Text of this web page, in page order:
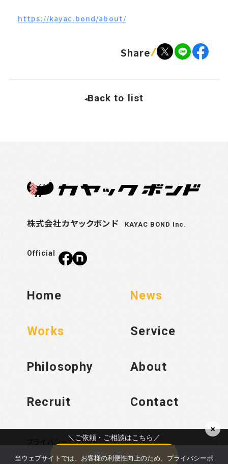
https://kayac.bond/about/
Share
Back to list
株式会社カヤックボンド KAYAC BOND Inc.
Official
Home News
Works Service
Philosophy About
Recruit Contact
プライバシーポリシー
各種基本方針
当ウェブサイトでは、お客様の利便性向上のため、プライバシーポ
×
＼ご依頼・ご相談はこちら／
お問い合わせ